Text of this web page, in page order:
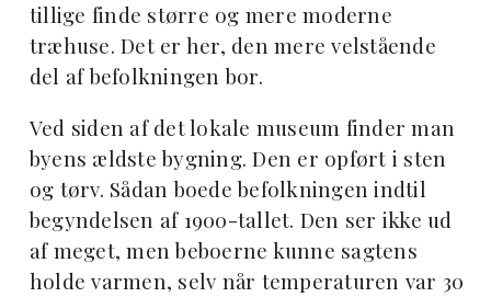
tillige finde større og mere moderne
træhuse. Det er her, den mere velstående
del af befolkningen bor.
Ved siden af det lokale museum finder man
byens ældste bygning. Den er opført i sten
og tørv. Sådan boede befolkningen indtil
begyndelsen af 1900-tallet. Den ser ikke ud
af meget, men beboerne kunne sagtens
holde varmen, selv når temperaturen var 30